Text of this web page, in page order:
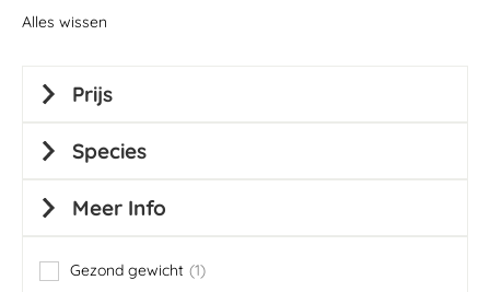
Alles wissen
Prijs
Species
Meer Info
Gezond gewicht 1
item